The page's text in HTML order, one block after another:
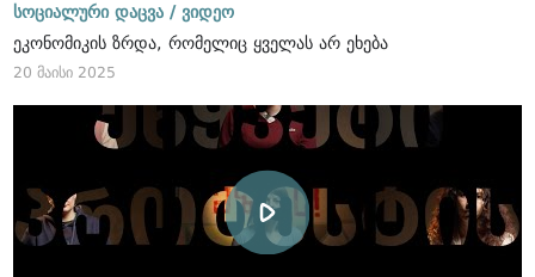
სოციალური დაცვა / ვიდეო
ეკონომიკის ზრდა, რომელიც ყველას არ ეხება
20 მაისი 2025